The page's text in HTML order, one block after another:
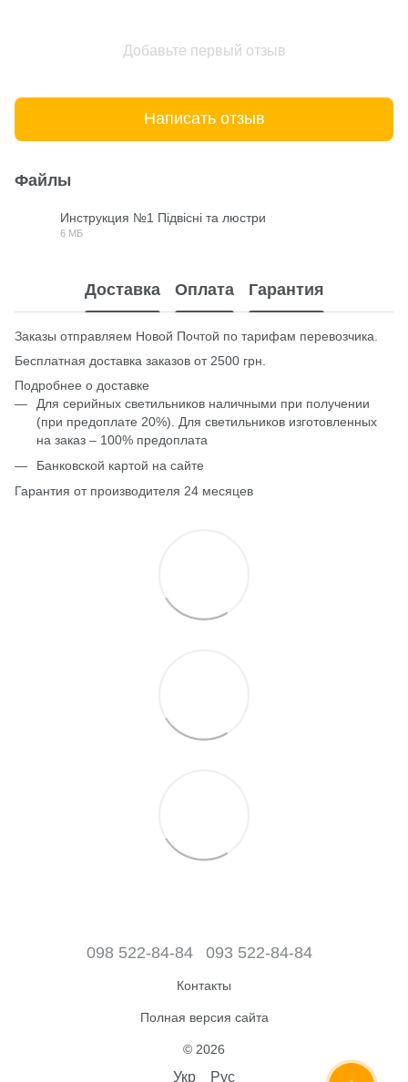
Добавьте первый отзыв
Написать отзыв
Файлы
Инструкция №1 Підвісні та люстри
6 МБ
Доставка Оплата Гарантия
Заказы отправляем Новой Почтой по тарифам перевозчика.
Бесплатная доставка заказов от 2500 грн.
Подробнее о доставке
Для серийных светильников наличными при получении
(при предоплате 20%). Для светильников изготовленных
на заказ – 100% предоплата
Банковской картой на сайте
Гарантия от производителя 24 месяцев
098 522-84-84 093 522-84-84
Контакты
Полная версия сайта
© 2026
Укр Рус